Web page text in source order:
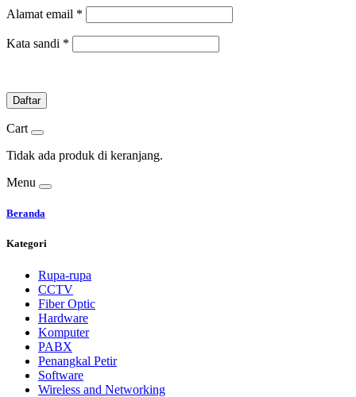
Alamat email *
Kata sandi *
Daftar
Cart
Tidak ada produk di keranjang.
Menu
Beranda
Kategori
Rupa-rupa
CCTV
Fiber Optic
Hardware
Komputer
PABX
Penangkal Petir
Software
Wireless and Networking